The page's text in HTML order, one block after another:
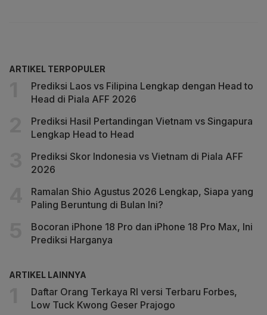
ARTIKEL TERPOPULER
Prediksi Laos vs Filipina Lengkap dengan Head to
Head di Piala AFF 2026
Prediksi Hasil Pertandingan Vietnam vs Singapura
Lengkap Head to Head
Prediksi Skor Indonesia vs Vietnam di Piala AFF
2026
Ramalan Shio Agustus 2026 Lengkap, Siapa yang
Paling Beruntung di Bulan Ini?
Bocoran iPhone 18 Pro dan iPhone 18 Pro Max, Ini
Prediksi Harganya
ARTIKEL LAINNYA
Daftar Orang Terkaya RI versi Terbaru Forbes,
Low Tuck Kwong Geser Prajogo